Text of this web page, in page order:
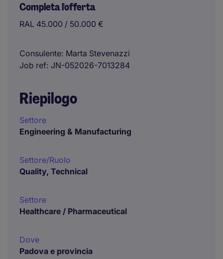
Completa l'offerta
RAL 45.000 / 50.000 €
Consulente Marta Stevenazzi
Job ref JN-052026-7013284
Riepilogo
Settore
Engineering & Manufacturing
Settore/Ruolo
Quality, Technical
Settore
Healthcare / Pharmaceutical
Dove
Padova e provincia